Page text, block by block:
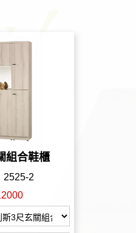
組合鞋櫃
2525-2